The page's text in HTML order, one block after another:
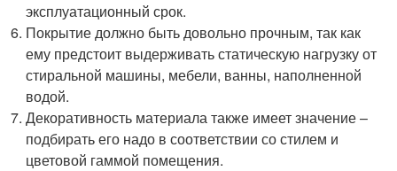
эксплуатационный срок.
Покрытие должно быть довольно прочным, так как
ему предстоит выдерживать статическую нагрузку от
стиральной машины, мебели, ванны, наполненной
водой.
Декоративность материала также имеет значение –
подбирать его надо в соответствии со стилем и
цветовой гаммой помещения.